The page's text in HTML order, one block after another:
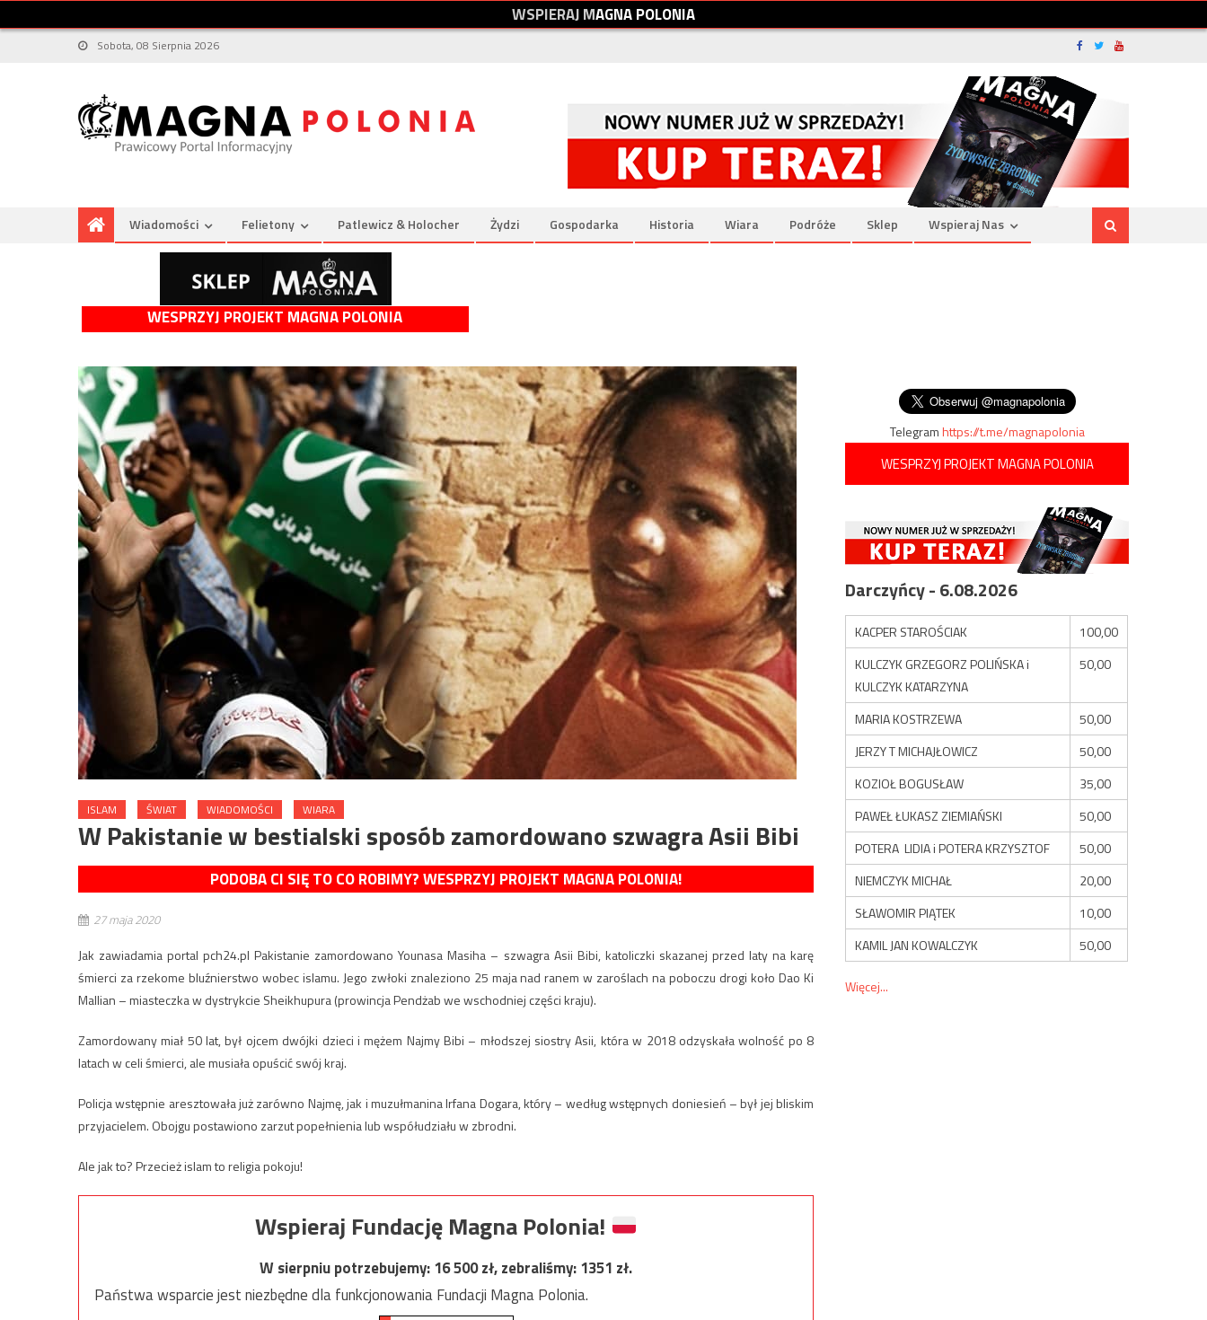
WSPIERAJMAGNAPOLONIA
Sobota, 08 Sierpnia 2026
Wiadomości Felietony Patlewicz & Holocher Żydzi Gospodarka Historia Wiara Podróże Sklep Wspieraj Nas
WESPRZYJ PROJEKT MAGNA POLONIA
ISLAM ŚWIAT WIADOMOŚCI WIARA
W Pakistanie w bestialski sposób zamordowano szwagra Asii Bibi
PODOBA CI SIĘ TO CO ROBIMY? WESPRZYJ PROJEKT MAGNA POLONIA!
27 maja 2020
Jak zawiadamia portal pch24.pl Pakistanie zamordowano Younasa Masiha – szwagra Asii Bibi, katoliczki skazanej przed laty na karę
śmierci za rzekome bluźnierstwo wobec islamu. Jego zwłoki znaleziono 25 maja nad ranem w zaroślach na poboczu drogi koło Dao Ki
Mallian – miasteczka w dystrykcie Sheikhupura (prowincja Pendżab we wschodniej części kraju).
Zamordowany miał 50 lat, był ojcem dwójki dzieci i mężem Najmy Bibi – młodszej siostry Asii, która w 2018 odzyskała wolność po 8
latach w celi śmierci, ale musiała opuścić swój kraj.
Policja wstępnie aresztowała już zarówno Najmę, jak i muzułmanina Irfana Dogara, który – według wstępnych doniesień – był jej bliskim
przyjacielem. Obojgu postawiono zarzut popełnienia lub współudziału w zbrodni.
Ale jak to? Przecież islam to religia pokoju!
Wspieraj Fundację Magna Polonia!
W sierpniu potrzebujemy:16 500zł, zebraliśmy:1351 zł.
Państwa wsparcie jest niezbędne dla funkcjonowania Fundacji Magna Polonia.
Telegramhttps://t.me/magnapolonia
WESPRZYJ PROJEKT MAGNA POLONIA
Darczyńcy - 6.08.2026
KACPER STAROŚCIAK
100,00
KULCZYK GRZEGORZ POLIŃSKA i
KULCZYK KATARZYNA
50,00
MARIA KOSTRZEWA
50,00
JERZY T MICHAJŁOWICZ
50,00
KOZIOŁ BOGUSŁAW
35,00
PAWEŁ ŁUKASZ ZIEMIAŃSKI
50,00
POTERA LIDIA i POTERA KRZYSZTOF
50,00
NIEMCZYK MICHAŁ
20,00
SŁAWOMIR PIĄTEK
10,00
KAMIL JAN KOWALCZYK
50,00
Więcej...